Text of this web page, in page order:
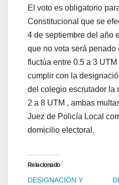
El voto es obligatorio
Constitucional que se
4 de septiembre del año
que no vota será penado
fluctúa entre 0.5 a 3
cumplir con la
del colegio escrutador la
2 a 8 UTM , ambas
Juez de Policía Local
domicilio electoral.
Relacionado
DESIGNACIÓN Y